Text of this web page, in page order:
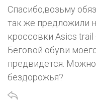
Спасибо,возьму
так же предложили
кроссовки Asics trail
Беговой обуви
предвидется. Можно
бездорожья?